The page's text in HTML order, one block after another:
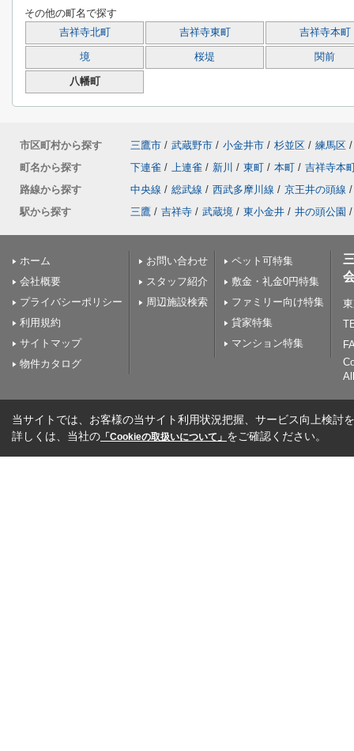
その他の町名で探す
吉祥寺北町 吉祥寺東町 吉祥寺本町
境 桜堤 関前
八幡町
市区町村から探す 三鷹市 / 武蔵野市 / 小金井市 / 杉並区 / 練馬区 /
町名から探す
下連雀 / 上連雀 / 新川 / 東町 / 本町 / 吉祥寺本
路線から探す
中央線 / 総武線 / 西武多摩川線 / 京王井の頭線 /
駅から探す
三鷹 / 吉祥寺 / 武蔵境 / 東小金井 / 井の頭公園 /
ホーム
会社概要
プライバシーポリシー
利用規約
サイトマップ
物件カタログ
お問い合わせ
スタッフ紹介
周辺施設検索
ペット可特集
敷金・礼金0円特集
ファミリー向け特集
貸家特集
マンション特集
当サイトでは、お客様の当サイト利用状況把握、サービス向上検討
詳しくは、当社の 「Cookieの取扱いについて」 をご確認ください。